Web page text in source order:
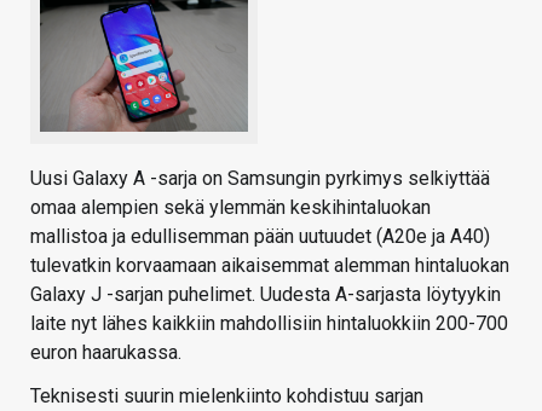
Uusi Galaxy A -sarja on Samsungin pyrkimys selkiyttää
omaa alempien sekä ylemmän keskihintaluokan
mallistoa ja edullisemman pään uutuudet (A20e ja A40)
tulevatkin korvaamaan aikaisemmat alemman hintaluokan
Galaxy J -sarjan puhelimet. Uudesta A-sarjasta löytyykin
laite nyt lähes kaikkiin mahdollisiin hintaluokkiin 200-700
euron haarukassa.
Teknisesti suurin mielenkiinto kohdistuu sarjan